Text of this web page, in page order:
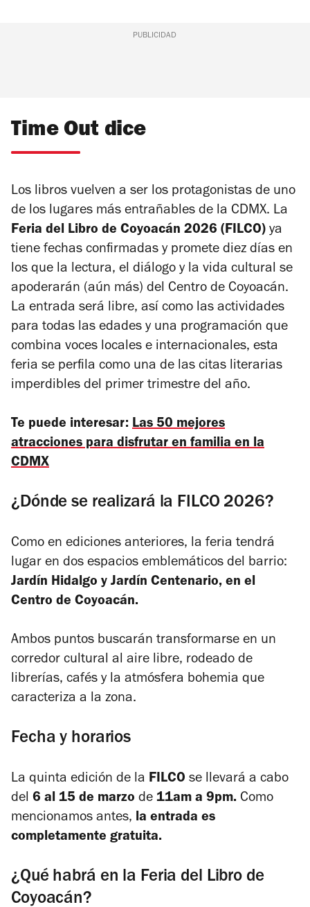
PUBLICIDAD
Time Out dice
Los libros vuelven a ser los protagonistas de uno
de los lugares más entrañables de la CDMX. La
Feria del Libro de Coyoacán 2026 (FILCO) ya
tiene fechas confirmadas y promete diez días en
los que la lectura, el diálogo y la vida cultural se
apoderarán (aún más) del Centro de Coyoacán.
La entrada será libre, así como las actividades
para todas las edades y una programación que
combina voces locales e internacionales, esta
feria se perfila como una de las citas literarias
imperdibles del primer trimestre del año.
Te puede interesar: Las 50 mejores
atracciones para disfrutar en familia en la
CDMX
¿Dónde se realizará la FILCO 2026?
Como en ediciones anteriores, la feria tendrá
lugar en dos espacios emblemáticos del barrio:
Jardín Hidalgo y Jardín Centenario, en el
Centro de Coyoacán.
Ambos puntos buscarán transformarse en un
corredor cultural al aire libre, rodeado de
librerías, cafés y la atmósfera bohemia que
caracteriza a la zona.
Fecha y horarios
La quinta edición de la FILCO se llevará a cabo
del 6 al 15 de marzo de 11am a 9pm. Como
mencionamos antes, la entrada es
completamente gratuita.
¿Qué habrá en la Feria del Libro de
Coyoacán?